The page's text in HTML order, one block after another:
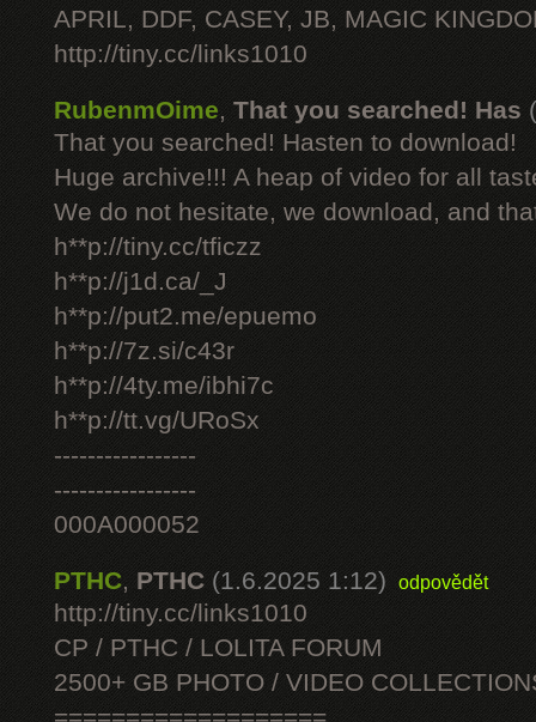
APRIL, DDF, CASEY, JB, MAGIC
http://tiny.cc/links1010
RubenmOime, That you searched! Has
That you searched! Hasten to download!
Huge archive!!! A heap of video for all
We do not hesitate, we download, and
h**p://tiny.cc/tficzz
h**p://j1d.ca/_J
h**p://put2.me/epuemo
h**p://7z.si/c43r
h**p://4ty.me/ibhi7c
h**p://tt.vg/URoSx
-----------------
-----------------
000A000052
PTHC, PTHC (1.6.2025 1:12) odpovědět
http://tiny.cc/links1010
CP / PTHC / LOLITA FORUM
2500+ GB PHOTO / VIDEO